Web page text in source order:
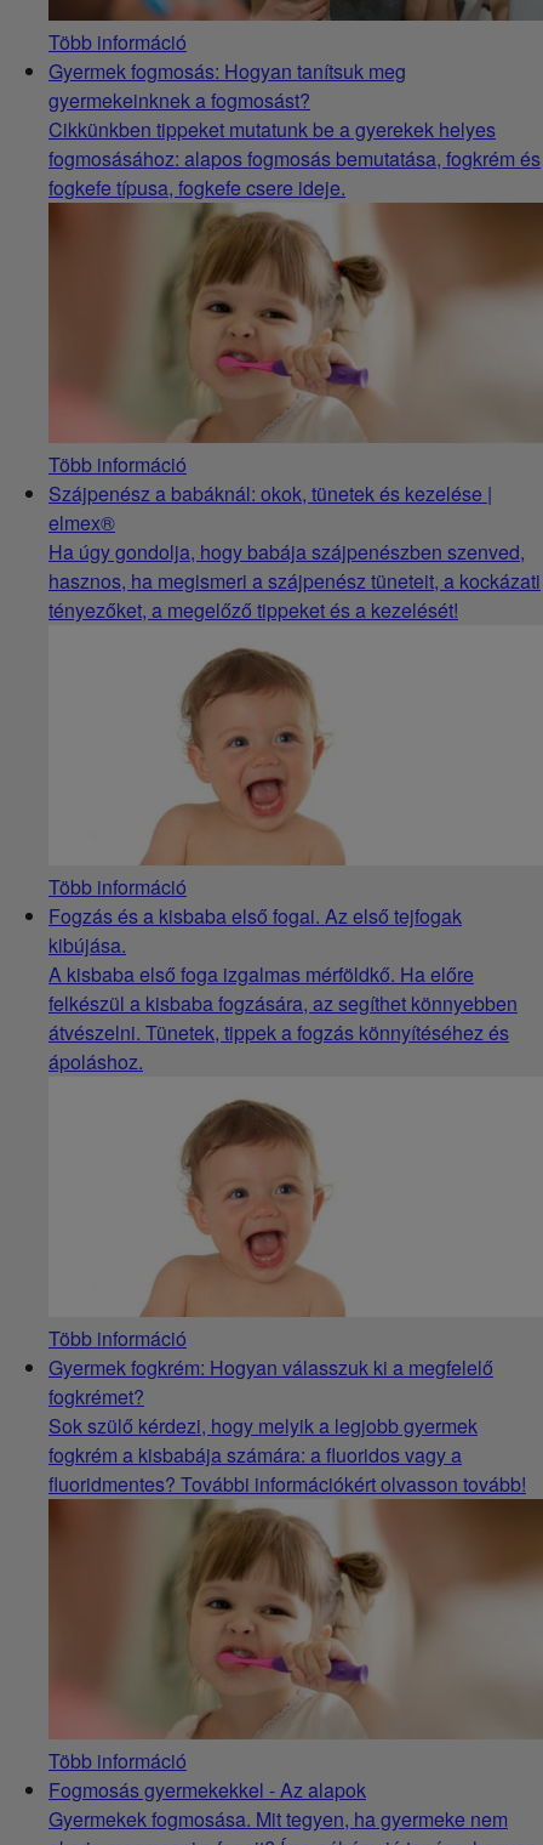
Több információ
Gyermek fogmosás: Hogyan tanítsuk meg
gyermekeinknek a fogmosást?
Cikkünkben tippeket mutatunk be a gyerekek helyes
fogmosásához: alapos fogmosás bemutatása, fogkrém és
fogkefe típusa, fogkefe csere ideje.
Több információ
Szájpenész a babáknál: okok, tünetek és kezelése |
elmex®
Ha úgy gondolja, hogy babája szájpenészben szenved,
hasznos, ha megismeri a szájpenész tüneteit, a kockázati
tényezőket, a megelőző tippeket és a kezelését!
Több információ
Fogzás és a kisbaba első fogai. Az első tejfogak
kibújása.
A kisbaba első foga izgalmas mérföldkő. Ha előre
felkészül a kisbaba fogzására, az segíthet könnyebben
átvészelni. Tünetek, tippek a fogzás könnyítéséhez és
ápoláshoz.
Több információ
Gyermek fogkrém: Hogyan válasszuk ki a megfelelő
fogkrémet?
Sok szülő kérdezi, hogy melyik a legjobb gyermek
fogkrém a kisbabája számára: a fluoridos vagy a
fluoridmentes? További információkért olvasson tovább!
Több információ
Fogmosás gyermekekkel - Az alapok
Gyermekek fogmosása. Mit tegyen, ha gyermeke nem